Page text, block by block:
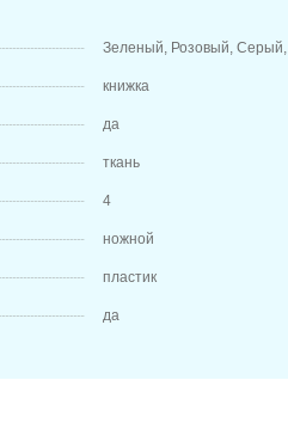
Зеленый, Розовый,
книжка
да
ткань
4
ножной
пластик
да